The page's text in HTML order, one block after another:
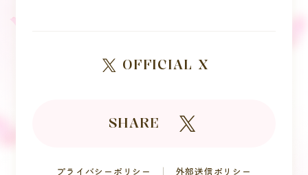
OFFICIAL X
SHARE
プライバシーポリシー 外部送信ポリシー